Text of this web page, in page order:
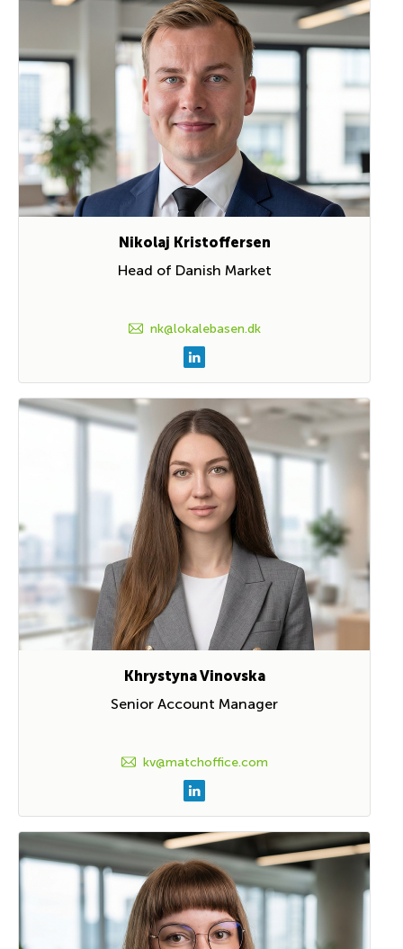
Nikolaj Kristoffersen
Head of Danish Market
nk@lokalebasen.dk
Khrystyna Vinovska
Senior Account Manager
kv@matchoffice.com